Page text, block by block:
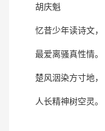
胡庆魁
忆昔少年读诗文，
最爱离骚真性情。
楚风洇染方寸地，
人长精神树空灵。